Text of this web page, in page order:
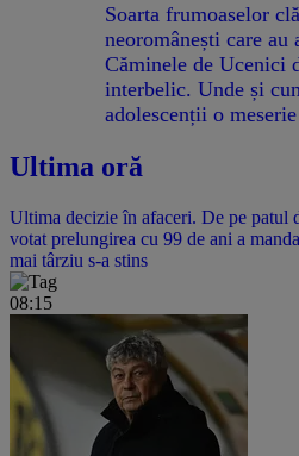
Soarta frumoaselor
neoromânești care au
Căminele de Ucenici
interbelic. Unde și
adolescenții o meserie
Ultima oră
Ultima decizie în afaceri. De pe patul
votat prelungirea cu 99 de ani a
mai târziu s-a stins
08:15